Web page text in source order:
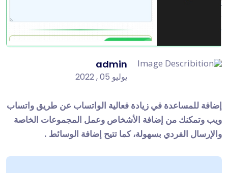
admin
يوليو 05 , 2022
إضافة للمساعدة في زيادة فعالية الواتساب عن طريق واتساب
ويب وتمكنك من إضافة الأشخاص وعمل المجموعات الخاصة
والإرسال الفردي بسهولة، كما تتيح إضافة الوسائط .